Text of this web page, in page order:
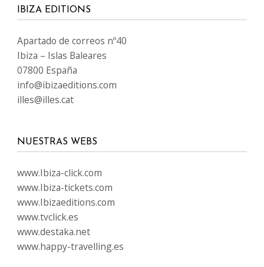
IBIZA EDITIONS
Apartado de correos nº40
Ibiza – Islas Baleares
07800 España
info@ibizaeditions.com
illes@illes.cat
NUESTRAS WEBS
www.Ibiza-click.com
www.Ibiza-tickets.com
www.Ibizaeditions.com
www.tvclick.es
www.destaka.net
www.happy-travelling.es